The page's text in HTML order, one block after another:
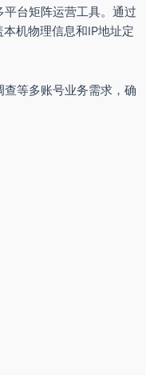
平台矩阵运营工具。通过
机物理信息和IP地址定
等多账号业务需求，确